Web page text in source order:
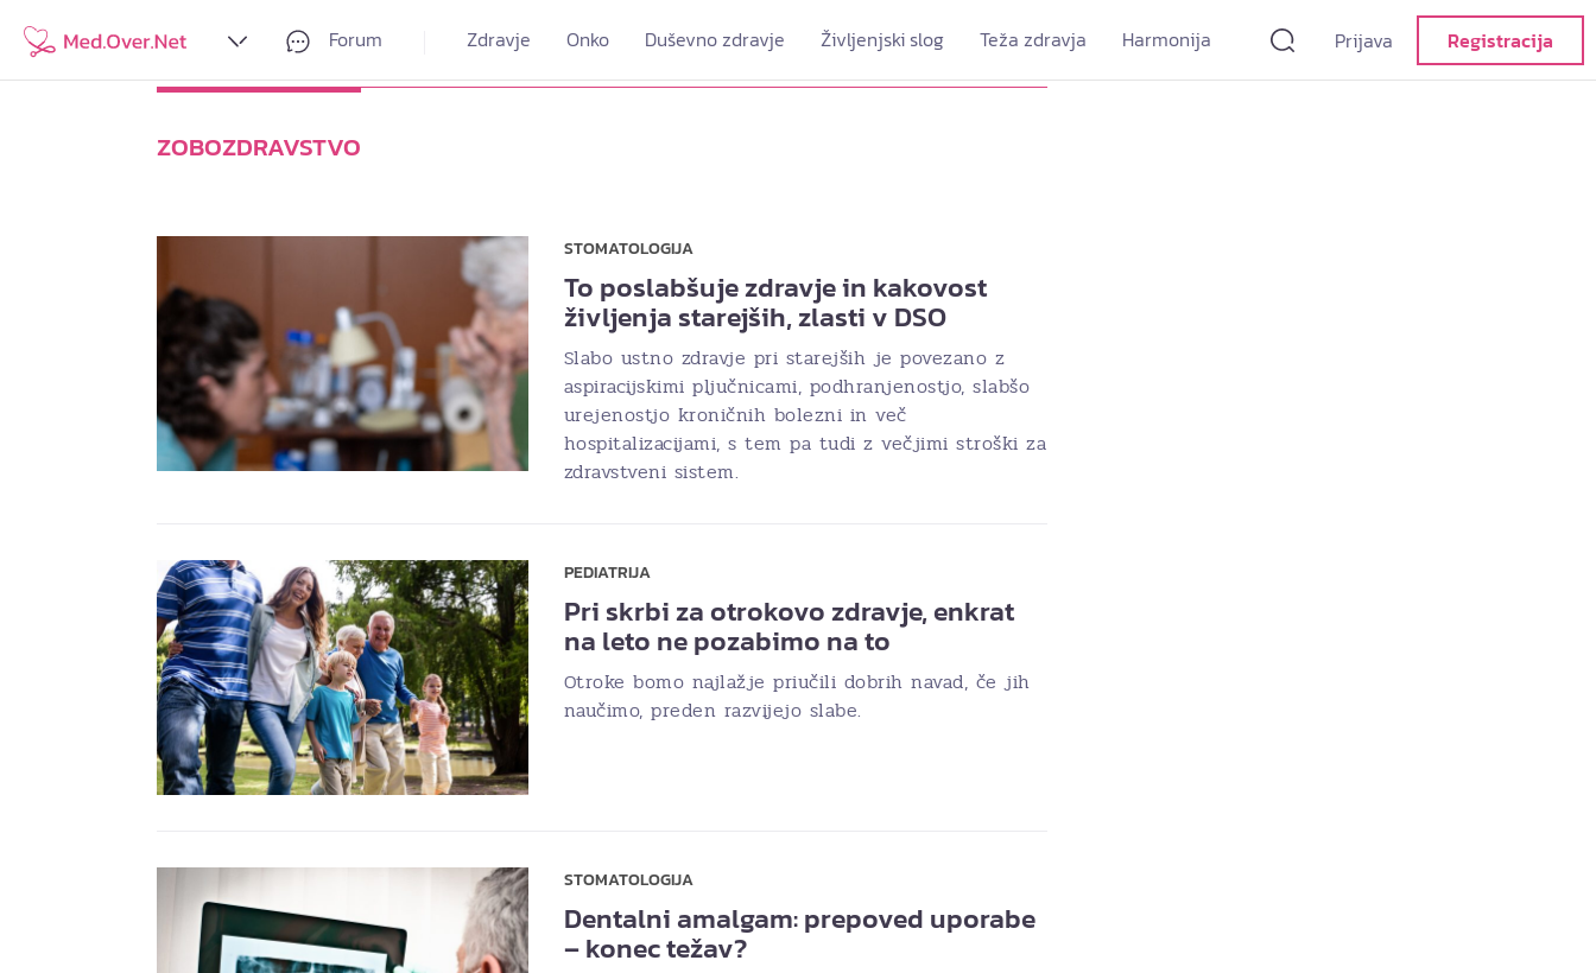
Forum Zdravje Onko Duševno zdravje Življenjski slog Teža zdravja Harmonija Prijava Registracija
ZOBOZDRAVSTVO
STOMATOLOGIJA
To poslabšuje zdravje in kakovost
življenja starejših, zlasti v DSO
Slabo ustno zdravje pri starejših je povezano z
aspiracijskimi pljučnicami, podhranjenostjo, slabšo
urejenostjo kroničnih bolezni in več
hospitalizacijami, s tem pa tudi z večjimi stroški za
zdravstveni sistem.
PEDIATRIJA
Pri skrbi za otrokovo zdravje, enkrat
na leto ne pozabimo na to
Otroke bomo najlažje priučili dobrih navad, če jih
naučimo, preden razvijejo slabe.
STOMATOLOGIJA
Dentalni amalgam: prepoved uporabe
– konec težav?